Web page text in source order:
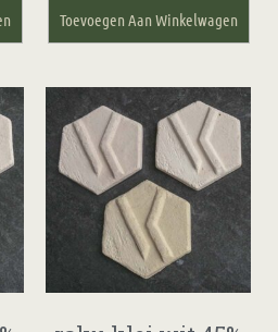
Toevoegen Aan Winkelwagen